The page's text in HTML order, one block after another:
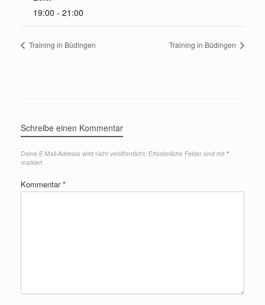
19:00 - 21:00
Training in Büdingen Training in Büdingen
Schreibe einen Kommentar
Deine E-Mail-Adresse wird nicht veröffentlicht. Erforderliche Felder sind mit *
markiert
Kommentar*